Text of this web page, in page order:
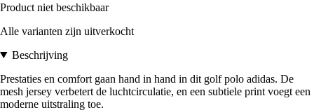
Product niet beschikbaar
Alle varianten zijn uitverkocht
Beschrijving
Prestaties en comfort gaan hand in hand in dit golf polo adidas. De
mesh jersey verbetert de luchtcirculatie, en een subtiele print voegt een
moderne uitstraling toe.